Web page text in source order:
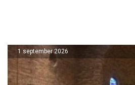
1 september 2026